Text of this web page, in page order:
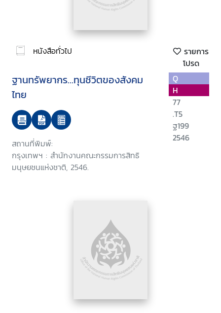
หนังสือทั่วไป
รายการ
โปรด
ฐานทรัพยากร...ทุนชีวิตของสังคม
ไทย
สถานที่พิมพ์:
กรุงเทพฯ : สำนักงานคณะกรรมการสิทธิ
มนุษยชนแห่งชาติ, 2546.
Q
H
77
.T5
ฐ199
2546